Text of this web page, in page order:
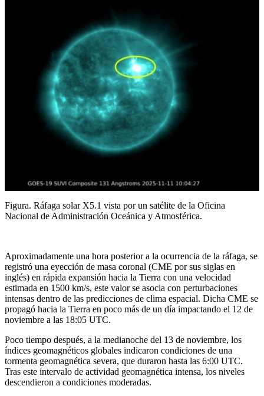
Figura. Ráfaga solar X5.1 vista por un satélite de la Oficina
Nacional de Administración Oceánica y Atmosférica.
Aproximadamente una hora posterior a la ocurrencia de la ráfaga, se
registró una eyección de masa coronal (CME por sus siglas en
inglés) en rápida expansión hacia la Tierra con una velocidad
estimada en 1500 km/s, este valor se asocia con perturbaciones
intensas dentro de las predicciones de clima espacial. Dicha CME se
propagó hacia la Tierra en poco más de un día impactando el 12 de
noviembre a las 18:05 UTC.
Poco tiempo después, a la medianoche del 13 de noviembre, los
índices geomagnéticos globales indicaron condiciones de una
tormenta geomagnética severa, que duraron hasta las 6:00 UTC.
Tras este intervalo de actividad geomagnética intensa, los niveles
descendieron a condiciones moderadas.